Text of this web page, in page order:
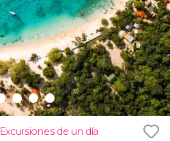
Excursiones de un día